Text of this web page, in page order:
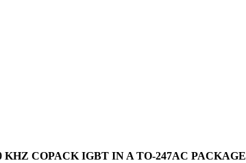
KHZ COPACK IGBT IN A TO-247AC PACKAGE